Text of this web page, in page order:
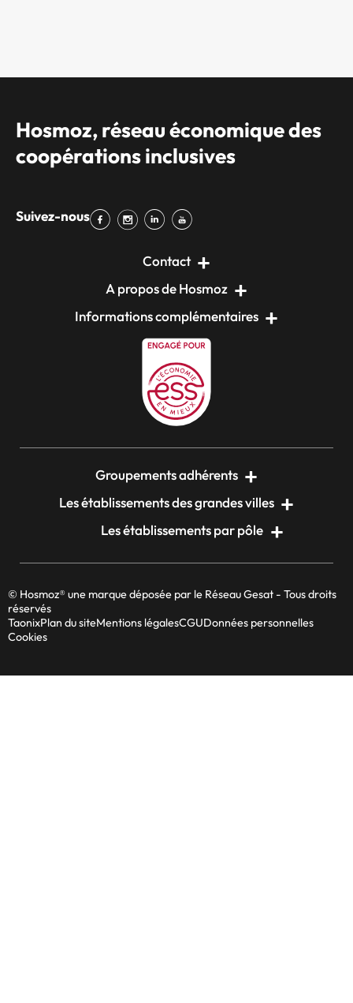
Hosmoz, réseau économique des
coopérations inclusives
Suivez-nous
Contact
A propos de Hosmoz
Informations complémentaires
Groupements adhérents
Les établissements des grandes villes
Les établissements par pôle
© Hosmoz® une marque déposée par le Réseau Gesat - Tous droits
réservés
TaonixPlan du siteMentions légalesCGUDonnées personnelles
Cookies